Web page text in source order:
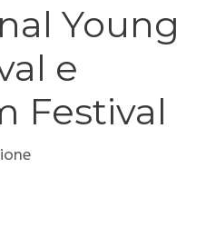
Young
e
Festival